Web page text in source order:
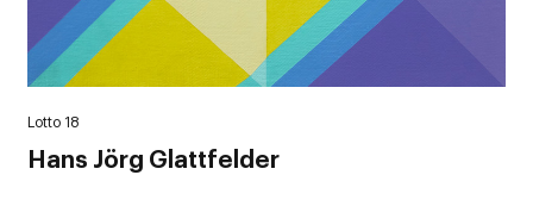
Lotto 18
Hans Jörg Glattfelder